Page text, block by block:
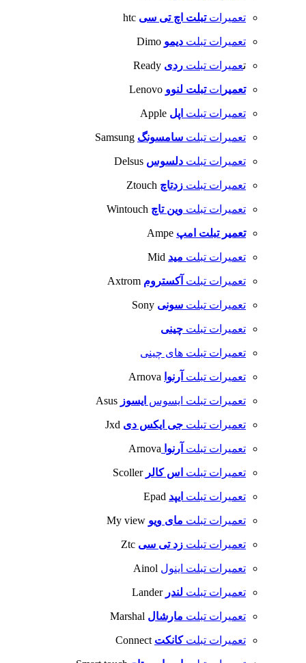
تعمیراتتبلت اچ تی سی
تعمیرات تبلت دیمو
تعمیرات تبلت ردی
تعمیر اتتبلت لنوو
تعمیرات تبلت اپل
تعمیرات تبلت سامسونگ
تعمیرات تبلت دلسوس
تعمیرات تبلت زدتاچ
تعمیرات تبلت وین تاچ
تعمیر تبلت امپ
تعمیرات تبلت مید
تعمیرات تبلت آکستروم
تعمیرات تبلت سونی
تعمیرات تبلت چینی
تعمیرات تبلت های چینی
تعمیرات تبلت آرنوا
تعمیرات تبلت ایسوس ایسوز
تعمیرات تبلت جی ایکس دی
تعمیرات تبلت آرنوا Arnova
تعمیرات تبلت اس کالر Scoller
تعمیرات تبلت ایپد
تعمیرات تبلت مای ویو
تعمیرات تبلت زد تی سی
تعمیرات تبلت اینول
تعمیرات تبلت لندر Lander
تعمیرات تبلت مارشال
تعمیرات تبلتکانکت